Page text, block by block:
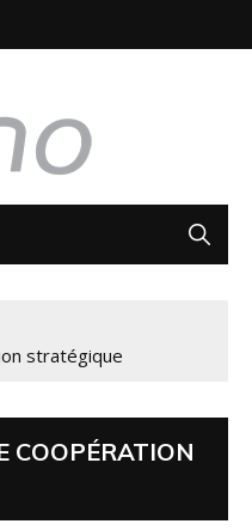
stratégique
COOPÉRATION